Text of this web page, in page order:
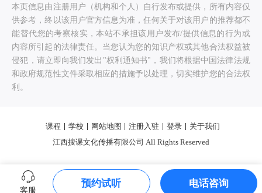
本页信息由注册用户（机构和个人）自行发布或提供，所有内容仅
供参考，终以该用户官方信息为准，任何关于对该用户的推荐都不
能替代您的考察核实，本站不承担该用户发布/提供信息的行为或
内容所引起的法律责任。当您认为您的知识产权或其他合法权益被
侵犯，请立即向我们发出"权利通知书"，我们将根据中国法律法规
和政府规范性文件采取相应的措施予以处理，切实维护您的合法权
利。
课程 学校 网站地图 注册入驻 登录
关于我们
江西搜课文化传播有限公司 All Rights Reserved
客服
预约试听 电话咨询